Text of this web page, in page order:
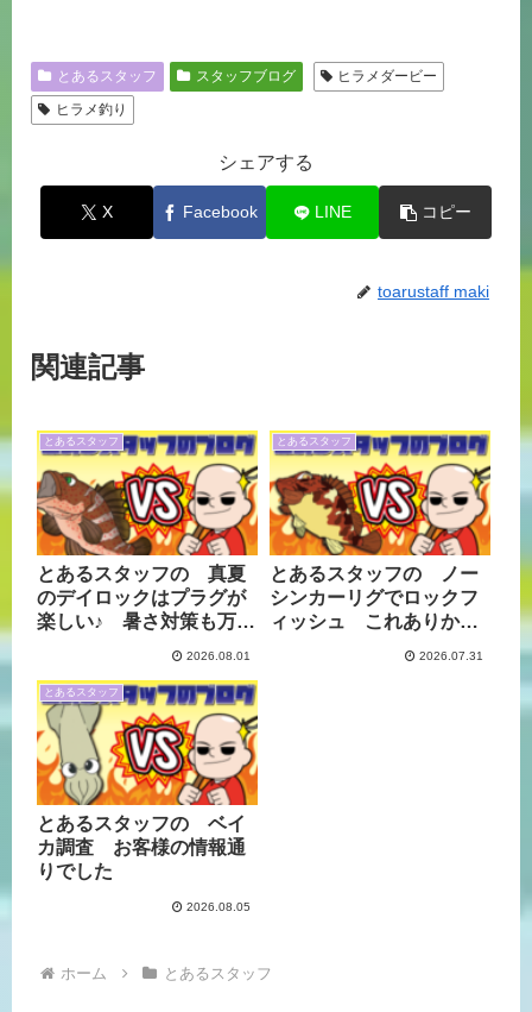
とあるスタッフ スタッフブログ
ヒラメダービー
ヒラメ釣り
シェアする
X Facebook LINE コピー
toarustaff maki
関連記事
とあるスタッフ
とあるスタッフの 真夏
のデイロックはプラグが
楽しい♪ 暑さ対策も万全
2026.08.01
とあるスタッフ
とあるスタッフの ノー
シンカーリグでロックフ
ィッシュ これありか
2026.07.31
とあるスタッフ
とあるスタッフの ベイ
カ調査 お客様の情報通
りでした
2026.08.05
ホーム とあるスタッフ